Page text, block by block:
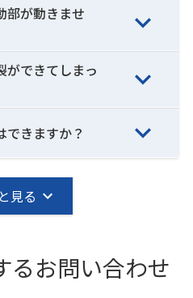
部が動きませ
ができてしまっ
できますか？
見る
るお問い合わせ